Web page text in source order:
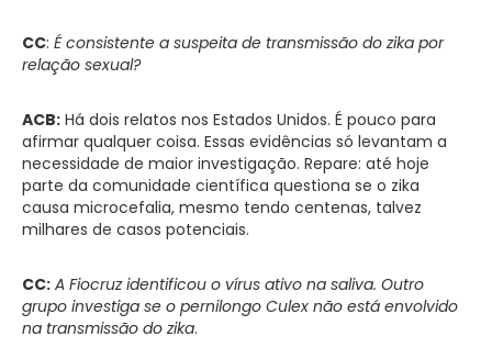
CC: É consistente a suspeita de transmissão do zika por
relação sexual?
ACB: Há dois relatos nos Estados Unidos. É pouco para
afirmar qualquer coisa. Essas evidências só levantam a
necessidade de maior investigação. Repare: até hoje
parte da comunidade científica questiona se o zika
causa microcefalia, mesmo tendo centenas, talvez
milhares de casos potenciais.
CC: A Fiocruz identificou o vírus ativo na saliva. Outro
grupo investiga se o pernilongo Culex não está envolvido
na transmissão do zika.